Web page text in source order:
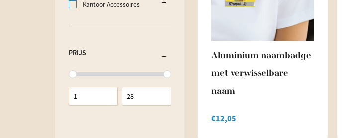
Kantoor Accessoires
PRIJS
Aluminium naambadge
met verwisselbare
naam
€12,05